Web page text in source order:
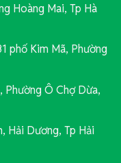
Hoàng Mai, Tp Hà
phố Kim Mã, Phường
Phường Ô Chợ Dừa,
Hải Dương, Tp Hải